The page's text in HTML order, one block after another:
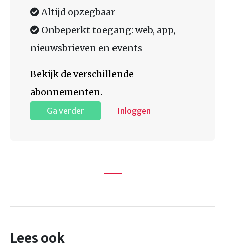
Altijd opzegbaar
Onbeperkt toegang: web, app,
nieuwsbrieven en events
Bekijk de verschillende
abonnementen.
Ga verder Inloggen
Lees ook